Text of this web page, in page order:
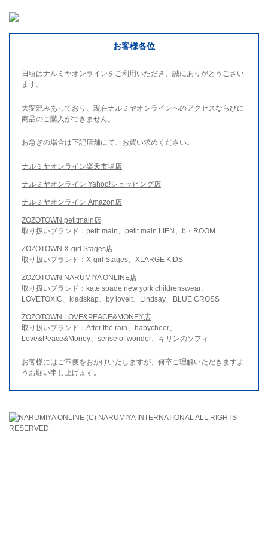
お客様各位
日頃はナルミヤオンラインをご利用いただき、誠にありがとうござい
ます。
大変混みあっており、現在ナルミヤオンラインへのアクセスならびに
商品のご購入ができません。
お急ぎの場合は下記店舗にて、お買い求めください。
ナルミヤオンライン楽天市場店
ナルミヤオンライン Yahoo!ショッピング店
ナルミヤオンライン Amazon店
ZOZOTOWN petitmain店
取り扱いブランド：petit main、petit main LIEN、b・ROOM
ZOZOTOWN X-girl Stages店
取り扱いブランド：X-girl Stages、XLARGE KIDS
ZOZOTOWN NARUMIYA ONLINE店
取り扱いブランド：kate spade new york childrenswear、
LOVETOXIC、kladskap、by loveit、Lindsay、BLUE CROSS
ZOZOTOWN LOVE&PEACE&MONEY店
取り扱いブランド：After the rain、babycheer、
Love&Peace&Money、sense of wonder、キリンのソフィ
お客様にはご不便をおかけいたしますが、何卒ご理解いただきますよ
うお願い申し上げます。